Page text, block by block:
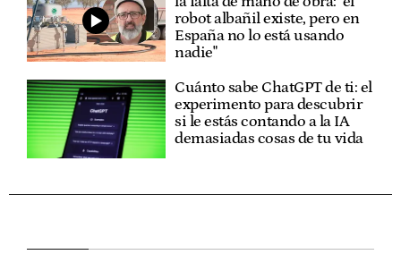
robot albañil existe, pero en
España no lo está usando
nadie"
Cuánto sabe ChatGPT de ti: el
experimento para descubrir
si le estás contando a la IA
demasiadas cosas de tu vida